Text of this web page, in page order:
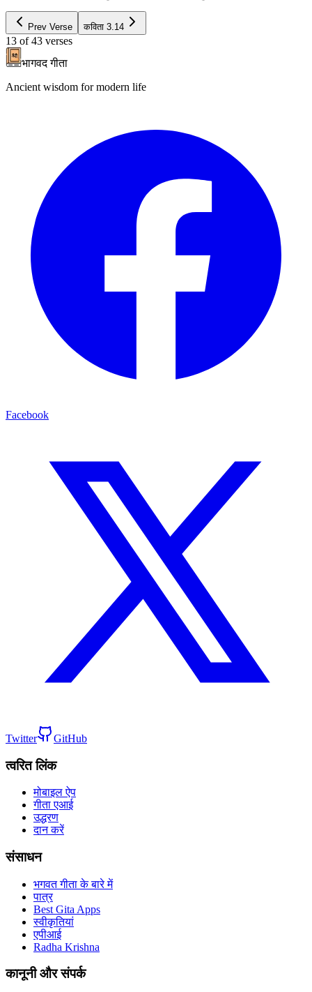
Prev Verse कविता 3.14
13 of 43 verses
भागवद गीता
Ancient wisdom for modern life
Facebook
Twitter GitHub
त्वरित लिंक
मोबाइल ऐप
गीता एआई
उद्धरण
दान करें
संसाधन
भगवत गीता के बारे में
पात्र
Best Gita Apps
स्वीकृतियां
एपीआई
Radha Krishna
कानूनी और संपर्क